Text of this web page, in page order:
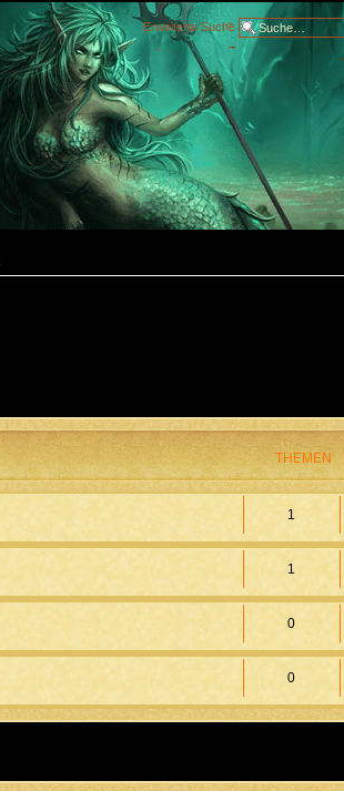
Erweiterte Suche
THEMEN
1
1
0
0